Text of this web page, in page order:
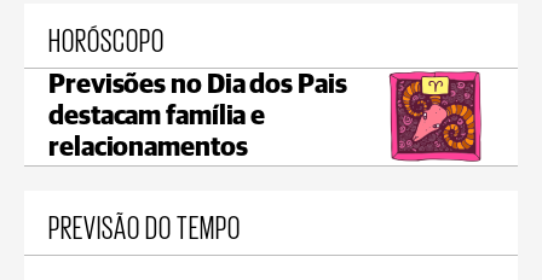
HORÓSCOPO
Previsões no Dia dos Pais
destacam família e
relacionamentos
PREVISÃO DO TEMPO